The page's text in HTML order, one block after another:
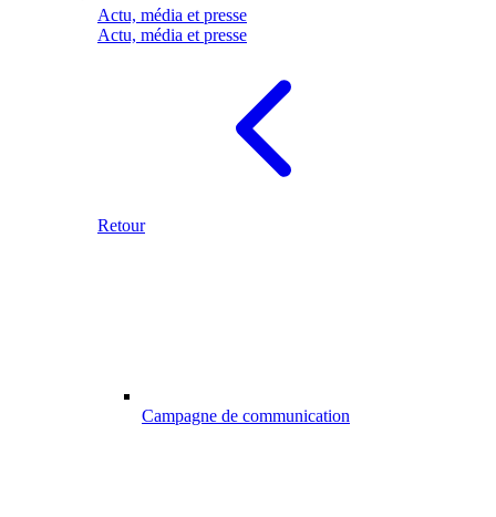
Actu, média et presse
Actu, média et presse
Retour
Campagne de communication